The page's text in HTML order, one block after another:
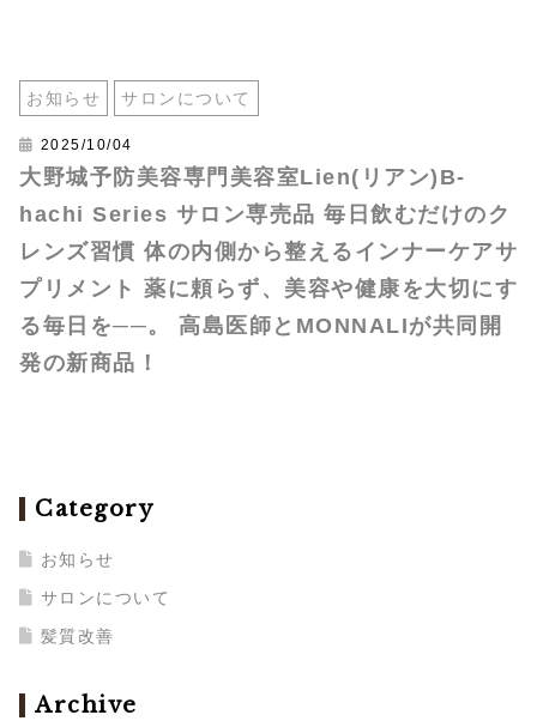
お知らせ サロンについて
2025/10/04
大野城予防美容専門美容室Lien(リアン)B-
hachi Series サロン専売品 毎日飲むだけのク
レンズ習慣 体の内側から整えるインナーケアサ
プリメント 薬に頼らず、美容や健康を大切にす
る毎日を──。 高島医師とMONNALIが共同開
発の新商品！
Category
お知らせ
サロンについて
髪質改善
Archive